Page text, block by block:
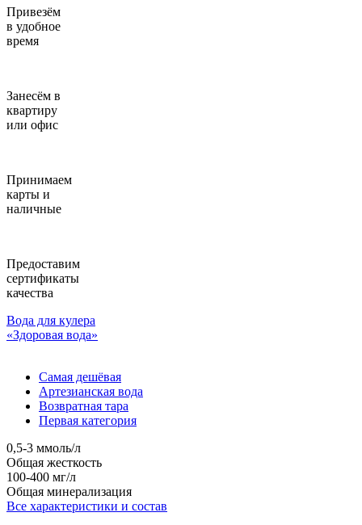
Привезём
в удобное
время
Занесём в
квартиру
или офис
Принимаем
карты и
наличные
Предоставим
сертификаты
качества
Вода для кулера
«Здоровая вода»
Самая дешёвая
Артезианская вода
Возвратная тара
Первая категория
0,5-3 ммоль/л
Общая жесткость
100-400 мг/л
Общая минерализация
Все характеристики и состав